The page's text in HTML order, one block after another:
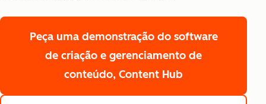
Peça uma demonstração do software
de criação e gerenciamento de
conteúdo, Content Hub